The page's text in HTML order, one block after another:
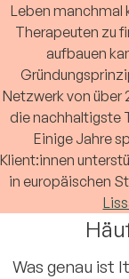
Leben manchmal
Therapeuten zu
aufbauen
Netzwerk von über
die nachhaltigste
Einige Jahre
Klient:innen
in europäischen
Was genau ist